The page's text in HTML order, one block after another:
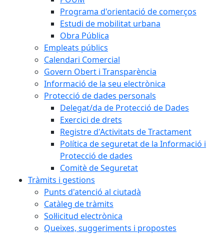
Programa d'orientació de comerços
Estudi de mobilitat urbana
Obra Pública
Empleats públics
Calendari Comercial
Govern Obert i Transparència
Informació de la seu electrònica
Protecció de dades personals
Delegat/da de Protecció de Dades
Exercici de drets
Registre d'Activitats de Tractament
Política de seguretat de la Informació i
Protecció de dades
Comitè de Seguretat
Tràmits i gestions
Punts d'atenció al ciutadà
Catàleg de tràmits
Sol·licitud electrònica
Queixes, suggeriments i propostes